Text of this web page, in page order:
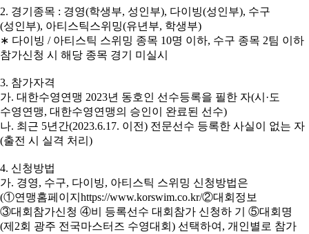
2. 경기종목 : 경영(학생부, 성인부), 다이빙(성인부), 수구
(성인부), 아티스틱스위밍(유년부, 학생부)
∗ 다이빙 / 아티스틱 스위밍 종목 10명 이하, 수구 종목 2팀 이하
참가신청 시 해당 종목 경기 미실시
3. 참가자격
가. 대한수영연맹 2023년 동호인 선수등록을 필한 자(시 ·도
수영연맹, 대한수영연맹의 승인이 완료된 선수)
나. 최근 5년간(2023.6.17. 이전) 전문선수 등록한 사실이 없는 자
(출전 시 실격 처리 )
4. 신청방법
가. 경영, 수구, 다이빙, 아티스틱 스위밍 신청방법은
(①연맹홈페이지 https://www.korswim.co.kr/②대회정보
③대회참가신청 ④비 등록선수 대회참가 신청하 기 ⑤대회명
(제 2회 광주 전국마스터즈 수영대회 ) 선택하여 , 개인별로 참가